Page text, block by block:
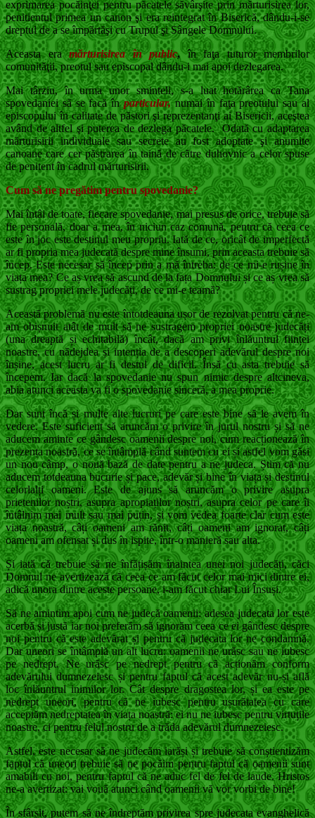
exprimarea pocăinţei pentru păcatele săvârşite prin mărturisirea lor,
penitientul primea un canon şi era reintegrat în Biserică, dându-i-se
dreptul de a se împărtăşi cu Trupul şi Sângele Domnului.
Aceasta eramărturisirea în public,în faţa tuturor membrilor
comunităţii, preotul sau episcopal dându-i mai apoi dezlegarea.
Mai târziu, în urma unor sminteli, s-a luat hotărârea ca Tana
spovedaniei să se facă în particular,numai în faţa preotului sau al
episcopului în calitate de păstori şi reprezentanţi ai Bisericii, aceştea
având de altfel şi puterea de dezlega păcatele. Odată cu adaptarea
mărturisirii individuale sau secrete au fost adoptate şi anumite
canoane care cer păstrarea în taină de către duhovnic a celor spuse
de penitent în cadrul mărturisirii.
Cum să ne pregătim pentru spovedanie?
Mai întâi de toate, fiecare spovedanie, mai presus de orice, trebuie să
fie personală, doar a mea, în niciun caz comună, pentru că ceea ce
este în joc este destinul meu propriu. Iată de ce, oricât de imperfectă
ar fi propria mea judecată despre mine însumi, prin aceasta trebuie să
încep. Este necesar să încep prin a mă întreba: de ce mi-e rușine în
viața mea? Ce aș vrea să ascund de la fața Domnului și ce aș vrea să
sustrag propriei mele judecăți, de ce mi-e teamă?
Această problemă nu este întotdeauna ușor de rezolvat pentru că ne-
am obișnuit atât de mult să ne sustragem propriei noastre judecăți
(una dreaptă și echitabilă) încât, dacă am privi înlăuntrul ființei
noastre, cu nădejdea și intenția de a descoperi adevărul despre noi
înșine, acest lucru ar fi destul de dificil. Însă cu asta trebuie să
începem. Iar dacă la spovedanie nu spun nimic despre altcineva,
abia atunci aceasta va fi o spovedanie sinceră, a mea proprie.
Dar sunt încă și multe alte lucruri pe care este bine să le avem în
vedere. Este suficient să aruncăm o privire în jurul nostru și să ne
aducem aminte ce gândesc oamenii despre noi, cum reacționează în
prezența noastră, ce se întâmplă când suntem cu ei și astfel vom găsi
un nou câmp, o nouă bază de date pentru a ne judeca. Știm că nu
aducem totdeauna bucurie și pace, adevăr și bine în viața și destinul
celorlalți oameni. Este de ajuns să aruncăm o privire asupra
prietenilor noștri, asupra apropiaților noștri, asupra celor pe care îi
întâlnim mai mult sau mai puțin, și vom vedea foarte clar cum este
viața noastră, câți oameni am rănit, câți oameni am ignorat, câți
oameni am ofensat și dus în ispite, într-o manieră sau alta.
Și iată că trebuie să ne înfățișăm înaintea unei noi judecăți, căci
Domnul ne avertizează că ceea ce am făcut celor mai mici dintre ei,
adică unora dintre aceste persoane, i-am făcut chiar Lui Însuși.
Să ne amintim apoi cum ne judecă oamenii: adesea judecata lor este
acerbă și justă iar noi preferăm să ignorăm ceea ce ei gândesc despre
noi pentru că este adevărat și pentru că judecata lor ne condamnă.
Dar uneori se întâmplă un alt lucru: oamenii ne urăsc sau ne iubesc
pe nedrept. Ne urăsc pe nedrept pentru că acționăm conform
adevărului dumnezeiesc și pentru faptul că acest adevăr nu-și află
loc înlăuntrul inimilor lor. Cât despre dragostea lor, și ea este pe
nedrept uneori, pentru că ne iubesc pentru ușurătatea cu care
acceptăm nedreptatea în viața noastră: ei nu ne iubesc pentru virtuțile
noastre, ci pentru felul nostru de a trăda adevărul dumnezeiesc.
Astfel, este necesar să ne judecăm iarăși și trebuie să conștientizăm
faptul că uneori trebuie să ne pocăim pentru faptul că oamenii sunt
amabili cu noi, pentru faptul că ne aduc fel de fel de laude. Hristos
ne-a avertizat: vai vouă atunci când oamenii vă vor vorbi de bine!
În sfârșit, putem să ne îndreptăm privirea spre judecata evanghelică